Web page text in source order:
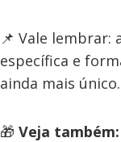
📌 Vale lembrar:
específica e
ainda mais único.
🎁 Veja também: